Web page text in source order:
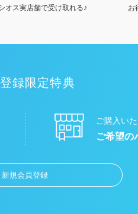
オス実店舗で受け取れる♪
お
録限定特典
ご購入い
ご希望の
新規会員登録